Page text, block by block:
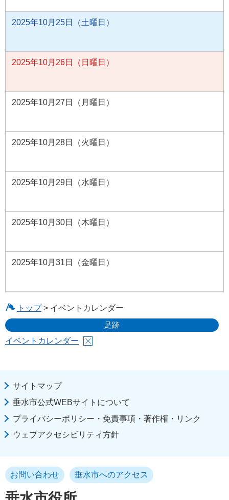
2025年10月25日（土曜日）
2025年10月26日（日曜日）
2025年10月27日（月曜日）
2025年10月28日（火曜日）
2025年10月29日（水曜日）
2025年10月30日（木曜日）
2025年10月31日（金曜日）
トップ> イベントカレンダー
足跡
イベントカレンダー
サイトマップ
垂水市公式WEBサイトについて
プライバシーポリシー・免責事項・著作権・リンク
ウェブアクセシビリティ方針
お問い合わせ 垂水市へのアクセス